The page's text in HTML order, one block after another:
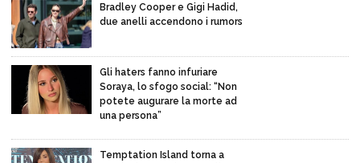
Bradley Cooper e Gigi Hadid,
due anelli accendono i rumors
Gli haters fanno infuriare
Soraya, lo sfogo social: “Non
potete augurare la morte ad
una persona”
Temptation Island torna a